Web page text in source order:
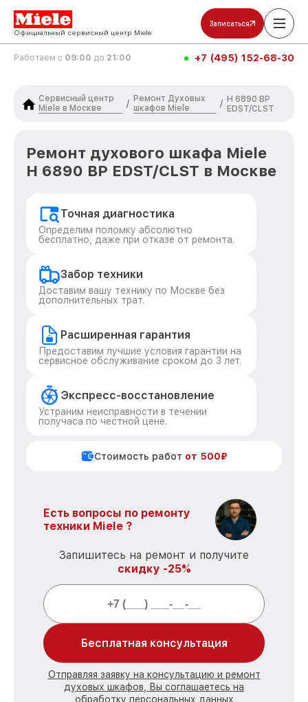
Официальный сервисный центр Miele
Записаться
Работаем с 09:00 до 21:00 +7 (495) 152-68-30
Сервисный центр
Miele в Москве
/
Ремонт Духовых
шкафов Miele
/ H 6890 BP
EDST/CLST
Ремонт духового шкафа Miele
H 6890 BP EDST/CLST в Москве
Точная диагностика
Определим поломку абсолютно
бесплатно, даже при отказе от ремонта.
Забор техники
Доставим вашу технику по Москве без
дополнительных трат.
Расширенная гарантия
Предоставим лучшие условия гарантии на
сервисное обслуживание сроком до 3 лет.
Экспресс-восстановление
Устраним неисправности в течении
получаса по честной цене.
Стоимость работ от 500₽
Есть вопросы по ремонту
техники Miele ?
Запишитесь на ремонт и получите
скидку -25%
Бесплатная консультация
Отправляя заявку на консультацию и ремонт
духовых шкафов, Вы соглашаетесь на
обработку персональных данных